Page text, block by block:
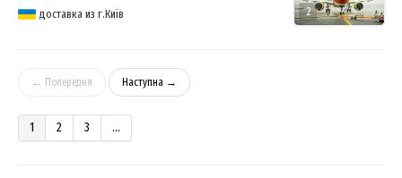
2
доставка из г.Київ
← Попередня Наступна →
1 2 3 ...